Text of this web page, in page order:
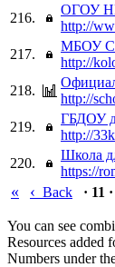
216.
ОГОУ
http://
217.
МБОУ
http://
218.
http://
219.
ГБДОУ
http://
220.
Школа
https://
« ‹ Back · 11 ·
You can see
Resources added
Numbers under